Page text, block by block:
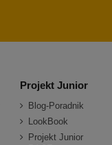
Projekt Junior
Blog-Poradnik
LookBook
Projekt Junior